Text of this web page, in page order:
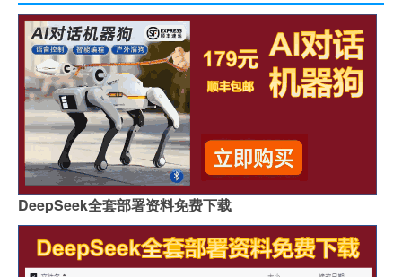
DeepSeek全套部署资料免费下载